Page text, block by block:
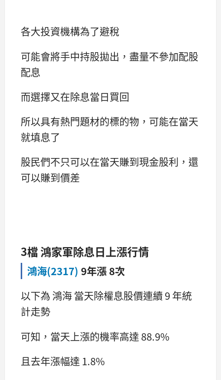
各大投資機構為了避稅
可能會將手中持股拋出，盡量不參加配股
配息
而選擇又在除息當日買回
所以具有熱門題材的標的物，可能在當天
就填息了
股民們不只可以在當天賺到現金股利，還
可以賺到價差
3檔 鴻家軍除息日上漲行情
鴻海(2317) 9年漲 8次
以下為 鴻海 當天除權息股價連續 9 年統
計走勢
可知，當天上漲的機率高達 88.9%
且去年漲幅達 1.8%